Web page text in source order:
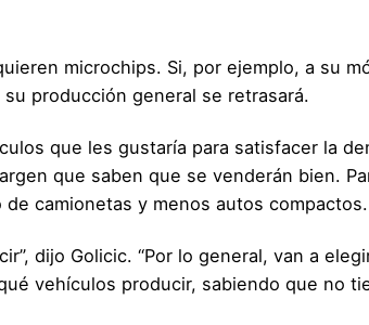
microchips. Si, por ejemplo, a su
producción general se retrasará.
que les gustaría para satisfacer la
que saben que se venderán bien.
camionetas y menos autos compactos.
dijo Golicic. “Por lo general, van a
vehículos producir, sabiendo que no